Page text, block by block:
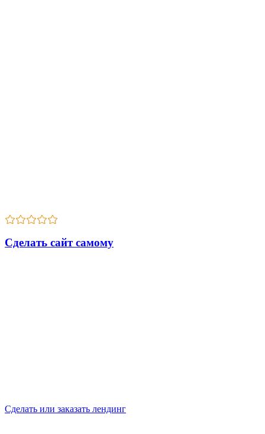
Сделать сайт самому
Сделать или заказать лендинг